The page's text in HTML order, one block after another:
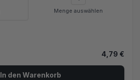
4,79 €
In den Warenkorb
Menge auswählen